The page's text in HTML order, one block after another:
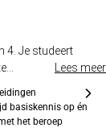
4. Je studeert
Lees meer
basiskennis op én
het beroep